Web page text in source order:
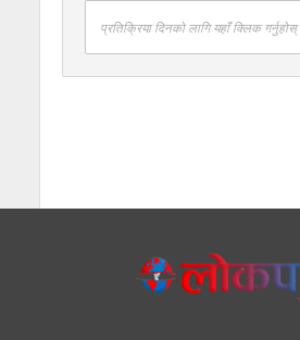
प्रतिक्रिया दिनको लागि यहाँ क्लिक गर्नुहोस्